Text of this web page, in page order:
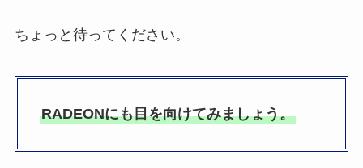
ちょっと待ってください。
RADEONにも目を向けてみましょう。